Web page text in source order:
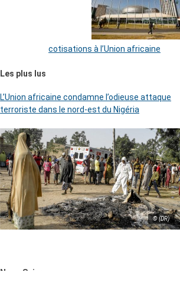
cotisations à l’Union africaine
Les plus lus
L’Union africaine condamne l’odieuse attaque
terroriste dans le nord-est du Nigéria
© (DR)
Nous Suivre